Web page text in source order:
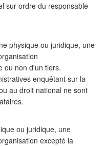
sur ordre du responsable
physique ou juridique, une
ou non d'un tiers.
enquêtant sur la
au droit national ne sont
ou juridique, une
excepté la